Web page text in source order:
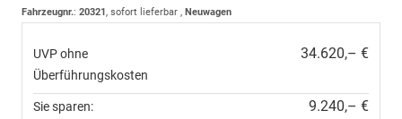
Fahrzeugnr.: 20321, sofort lieferbar , Neuwagen
UVP ohne
Überführungskosten
34.620,– €
Sie sparen:
9.240,– €